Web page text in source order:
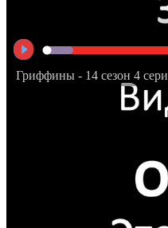
Гриффины - 14 сезон 4